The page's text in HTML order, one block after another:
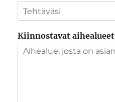
Kiinnostavat aihealueet